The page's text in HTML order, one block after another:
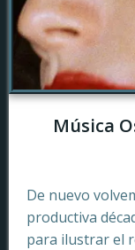
Música
De nuevo
productiva
para ilustrar el